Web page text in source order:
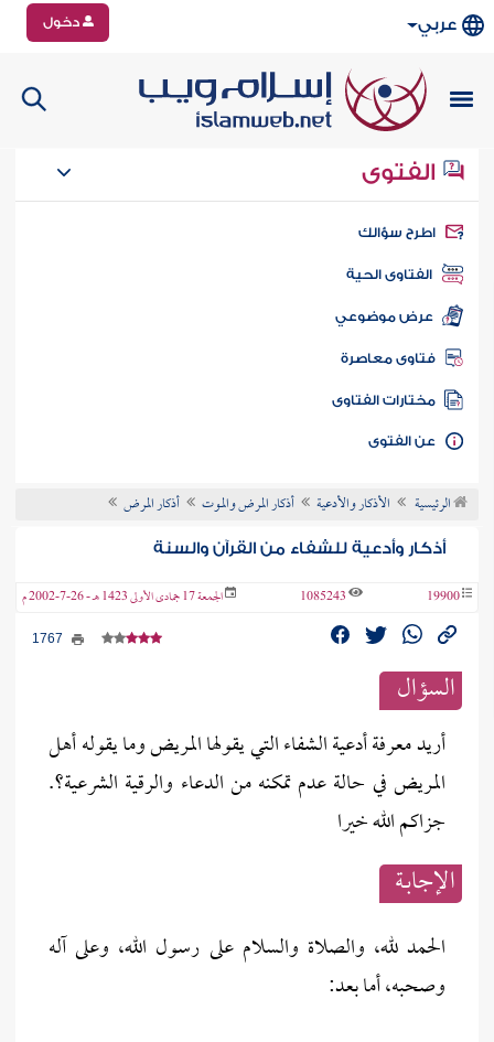
عربي دخول
الفتوى
سؤالك
الفتاوى الحية
عرض موضوعي
فتاوى معاصرة
مختارات الفتاوى
الفتوى
الرئيسية الأذكار والأدعية أذكار المرض والموت أذكار المرض
أذكار وأدعية للشفاء من القرآن والسنة
19900
1085243 الجمعة 17 جمادى الأولى 1423 هـ - 26-7-2002 م
السؤال
أريد معرفة أدعية الشفاء التي يقولها المريض وما يقوله أهل
المريض في حالة عدم تمكنه من الدعاء والرقية الشرعية؟.
جزاكم الله خيرا
الإجابــة
الحمد لله، والصلاة والسلام على رسول الله، وعلى آله
وصحبه، أما بعد: